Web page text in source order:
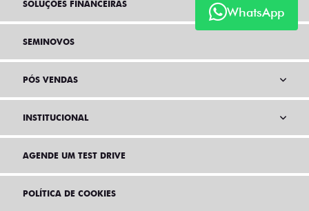
WhatsApp
SOLUÇÕES FINANCEIRAS
SEMINOVOS
PÓS VENDAS
INSTITUCIONAL
AGENDE UM TEST DRIVE
POLÍTICA DE COOKIES